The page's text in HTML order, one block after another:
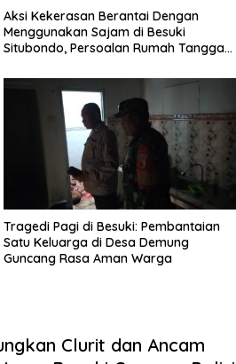
Aksi Kekerasan Berantai Dengan
Menggunakan Sajam di Besuki
Situbondo, Persoalan Rumah Tangga
Tragedi Pagi di Besuki: Pembantaian
Satu Keluarga di Desa Demung
Guncang Rasa Aman Warga
Clurit dan Ancam